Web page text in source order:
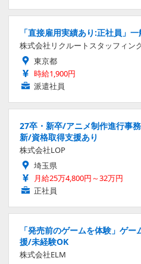
「直接雇用実績あり:正社員」
株式会社リクルートスタッフィン
東京都
時給1,900円
派遣社員
27卒・新卒/アニメ制作進行事
新/資格取得支援あり
株式会社LOP
埼玉県
月給25万4,800円～32万円
正社員
「発売前のゲームを体験」ゲ
援/未経験OK
株式会社ELM